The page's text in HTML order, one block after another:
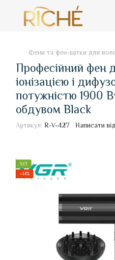
Фени та фен-щітки для
Професійний фен
іонізацією і
потужністю 1900
обдувом Black
Артикул: R-V-427 Написати
ХІТ
−14%